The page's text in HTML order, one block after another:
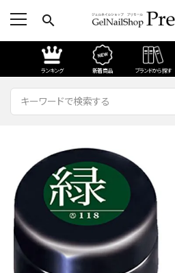
search
ランキング 新着商品 ブランドから探す